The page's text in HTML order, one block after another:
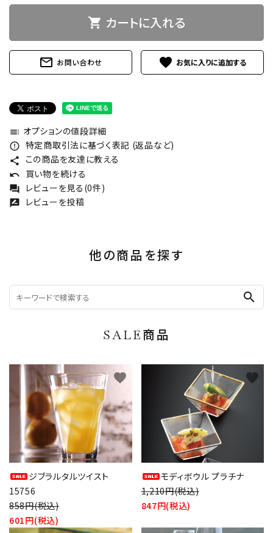
shopping_cart カートに入れる
mail_outline お問い合わせ favorite
toc オプションの値段詳細
error_outline 特定商取引法に基づく表記 (返品など)
share この商品を友達に教える
undo 買い物を続ける
forum レビューを見る(0件)
rate_review レビューを投稿
他の商品を探す
search
SALE商品
ジブラルタルツイスト
15756
858円(税込)
601円(税込)
favorite
モディボウル プラチナ
1,210円(税込)
847円(税込)
favorite